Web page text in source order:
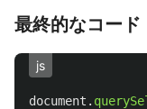
最終的なコード
js
document .